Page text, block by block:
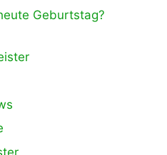
Geburtstag?